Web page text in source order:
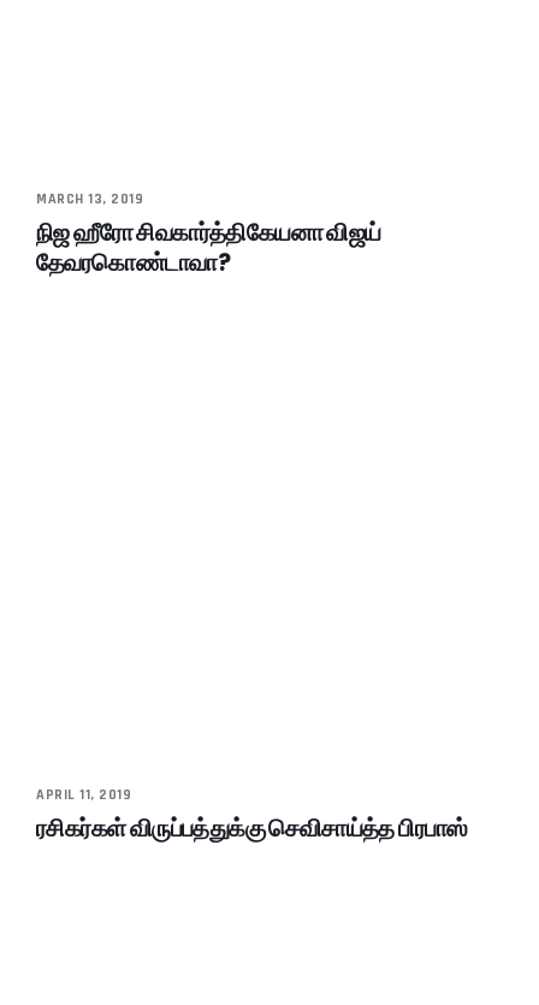
MARCH 13, 2019
நிஜ ஹீரோ சிவகார்த்திகேயனா விஜய்
தேவரகொண்டாவா?
APRIL 11, 2019
ரசிகர்கள் விருப்பத்துக்கு செவிசாய்த்த பிரபாஸ்